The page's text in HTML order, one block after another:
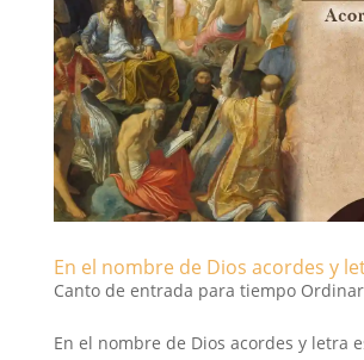
En el nombre de Dios acordes y
Canto de entrada para tiempo
En el nombre de Dios acordes y letra